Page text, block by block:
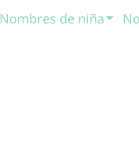
Nombres de niña